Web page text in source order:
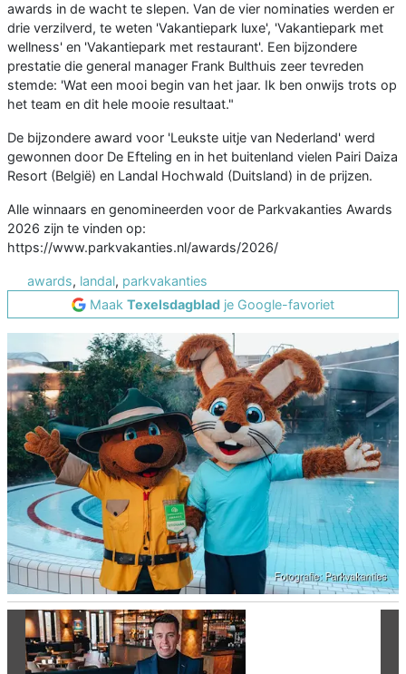
awards in de wacht te slepen. Van de vier nominaties werden er
drie verzilverd, te weten 'Vakantiepark luxe', 'Vakantiepark met
wellness' en 'Vakantiepark met restaurant'. Een bijzondere
prestatie die general manager Frank Bulthuis zeer tevreden
stemde: 'Wat een mooi begin van het jaar. Ik ben onwijs trots op
het team en dit hele mooie resultaat."
De bijzondere award voor 'Leukste uitje van Nederland' werd
gewonnen door De Efteling en in het buitenland vielen Pairi Daiza
Resort (België) en Landal Hochwald (Duitsland) in de prijzen.
Alle winnaars en genomineerden voor de Parkvakanties Awards
2026 zijn te vinden op:
https://www.parkvakanties.nl/awards/2026/
awards, landal, parkvakanties
Maak Texelsdagblad je Google-favoriet